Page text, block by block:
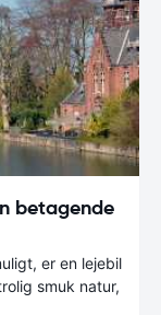
betagende
er en lejebil
smuk natur,